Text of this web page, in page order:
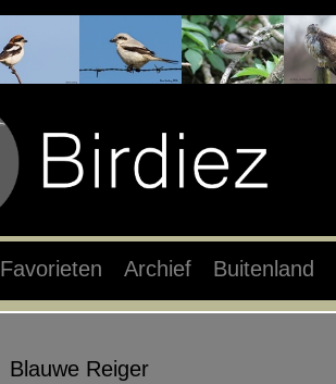
Favorieten Archief Buitenland
Blauwe Reiger